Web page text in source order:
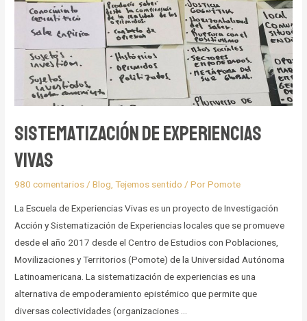
Sistematización de experiencias
Vivas
980 comentarios /Blog ,Tejemos sentido / PorPomote
La Escuela de Experiencias Vivas es un proyecto de Investigación
Acción y Sistematización de Experiencias locales que se promueve
desde el año 2017 desde el Centro de Estudios con Poblaciones,
Movilizaciones y Territorios (Pomote) de la Universidad Autónoma
Latinoamericana. La sistematización de experiencias es una
alternativa de empoderamiento epistémico que permite que
diversas colectividades (organizaciones …